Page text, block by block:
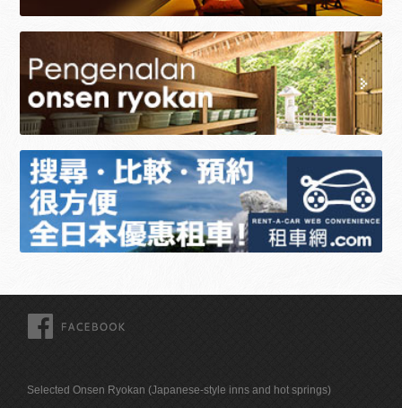
Selected Onsen Ryokan (Japanese-style inns and hot springs)